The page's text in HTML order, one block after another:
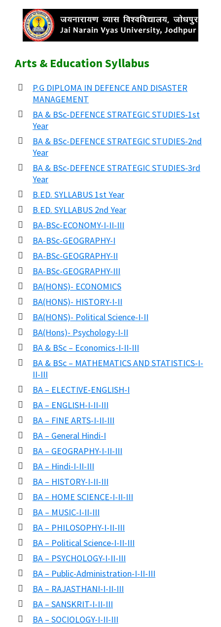
Arts & Education Syllabus
P.G DIPLOMA IN DEFENCE AND DISASTER
MANAGEMENT
BA & BSc-DEFENCE STRATEGIC STUDIES-1st
Year
BA & BSc-DEFENCE STRATEGIC STUDIES-2nd
Year
BA & BSc-DEFENCE STRATEGIC STUDIES-3rd
Year
B.ED. SYLLABUS 1st Year
B.ED. SYLLABUS 2nd Year
BA-BSc-ECONOMY-I-II-III
BA-BSc-GEOGRAPHY-I
BA-BSc-GEOGRAPHY-II
BA-BSc-GEOGRAPHY-III
BA(HONS)- ECONOMICS
BA(HONS)- HISTORY-I-II
BA(HONS)- Political Science-I-II
BA(Hons)- Psychology-I-II
BA & BSc – Economics-I-II-III
BA & BSc – MATHEMATICS AND STATISTICS-I-
II-III
BA – ELECTIVE-ENGLISH-I
BA – ENGLISH-I-II-III
BA – FINE ARTS-I-II-III
BA – General Hindi-I
BA – GEOGRAPHY-I-II-III
BA – Hindi-I-II-III
BA – HISTORY-I-II-III
BA – HOME SCIENCE-I-II-III
BA – MUSIC-I-II-III
BA – PHILOSOPHY-I-II-III
BA – Political Science-I-II-III
BA – PSYCHOLOGY-I-II-III
BA – Public-Administration-I-II-III
BA – RAJASTHANI-I-II-III
BA – SANSKRIT-I-II-III
BA – SOCIOLOGY-I-II-III